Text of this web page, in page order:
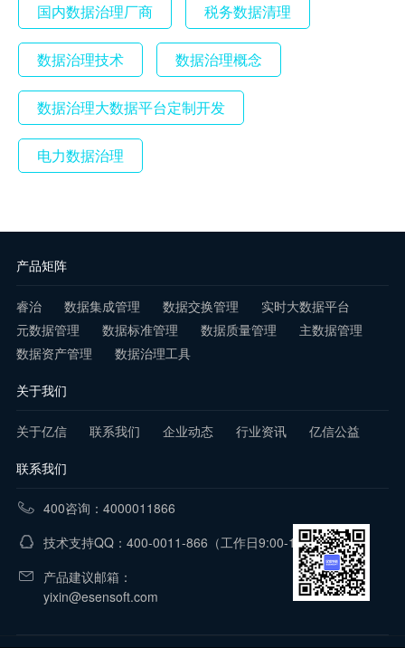
国内数据治理厂商 税务数据清理
数据治理技术 数据治理概念
数据治理大数据平台定制开发
电力数据治理
产品矩阵
睿治 数据集成管理 数据交换管理
实时大数据平台
元数据管理
数据标准管理 数据质量管理
主数据管理
数据资产管理
数据治理工具
关于我们
关于亿信 联系我们 企业动态 行业资讯 亿信公益
联系我们
400咨询：4000011866
技术支持QQ：400-0011-866 （工作日9:00-18:00）
产品建议邮箱：
yixin@esensoft.com